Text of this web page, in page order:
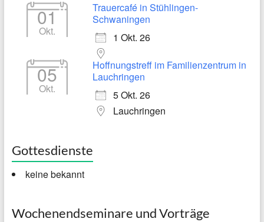
01
Okt.
Trauercafé in Stühlingen-
Schwaningen
1 Okt. 26
05
Okt.
Hoffnungstreff im Familienzentrum in
Lauchringen
5 Okt. 26
Lauchringen
Gottesdienste
keine bekannt
Wochenendseminare und Vorträge